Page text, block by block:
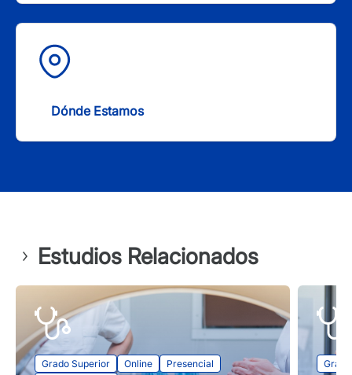
Dónde Estamos
Estudios Relacionados
Grado Superior Online
Presencial